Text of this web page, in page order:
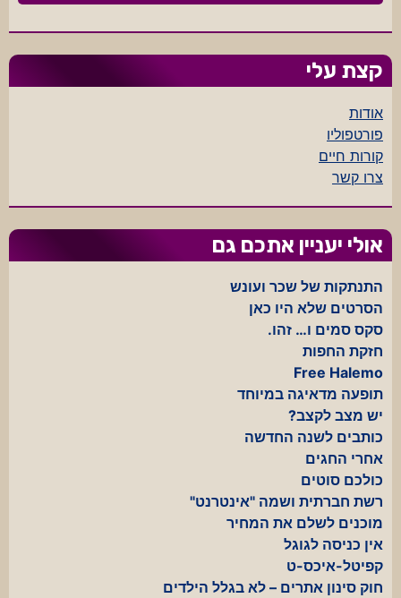
קצת עלי
אודות
פורטפוליו
קורות חיים
צרו קשר
אולי יעניין אתכם גם
התנתקות של שכר ועונש
הסרטים שלא היו כאן
סקס סמים ו… זהו.
חזקת החפות
Free Halemo
תופעה מדאיגה במיוחד
יש מצב לקצב?
כותבים לשנה החדשה
אחרי החגים
כולכם סוטים
רשת חברתית ושמה "אינטרנט"
מוכנים לשלם את המחיר
אין כניסה לגוגל
קפיטל-איכס-ט
חוק סינון אתרים – לא בגלל הילדים